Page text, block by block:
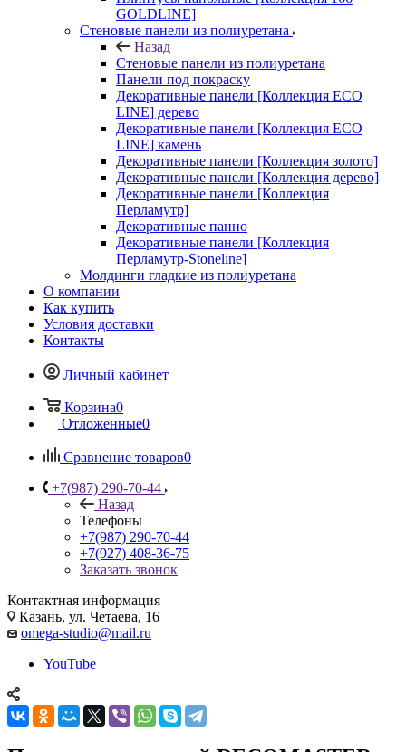
GOLDLINE]
Стеновые панели из полиуретана
Назад
Стеновые панели из полиуретана
Панели под покраску
Декоративные панели [Коллекция ECO
LINE] дерево
Декоративные панели [Коллекция ECO
LINE] камень
Декоративные панели [Коллекция золото]
Декоративные панели [Коллекция дерево]
Декоративные панели [Коллекция
Перламутр]
Декоративные панно
Декоративные панели [Коллекция
Перламутр-Stoneline]
Молдинги гладкие из полиуретана
О компании
Как купить
Условия доставки
Контакты
Личный кабинет
Корзина0
Отложенные0
Сравнение товаров0
+7(987) 290-70-44
Назад
Телефоны
+7(987) 290-70-44
+7(927) 408-36-75
Заказать звонок
Контактная информация
Казань, ул. Четаева, 16
omega-studio@mail.ru
YouTube